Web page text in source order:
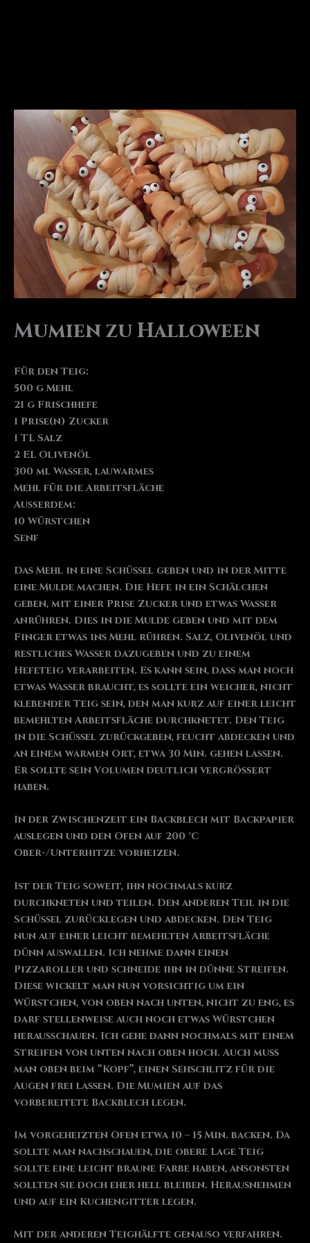
Mumien zu Halloween
Für den Teig:
500 g Mehl
21 g Frischhefe
1 Prise(n) Zucker
1 TL Salz
2 EL Olivenöl
300 ml Wasser, lauwarmes
Mehl für die Arbeitsfläche
Außerdem:
10 Würstchen
Senf
Das Mehl in eine Schüssel geben und in der Mitte
eine Mulde machen. Die Hefe in ein Schälchen
geben, mit einer Prise Zucker und etwas Wasser
anrühren. Dies in die Mulde geben und mit dem
Finger etwas ins Mehl rühren. Salz, Olivenöl und
restliches Wasser dazugeben und zu einem
Hefeteig verarbeiten. Es kann sein, dass man noch
etwas Wasser braucht, es sollte ein weicher, nicht
klebender Teig sein, den man kurz auf einer leicht
bemehlten Arbeitsfläche durchknetet. Den Teig
in die Schüssel zurückgeben, feucht abdecken und
an einem warmen Ort, etwa 30 Min. gehen lassen.
Er sollte sein Volumen deutlich vergrößert
haben.
In der Zwischenzeit ein Backblech mit Backpapier
auslegen und den Ofen auf 200 °C
Ober-/Unterhitze vorheizen.
Ist der Teig soweit, ihn nochmals kurz
durchkneten und teilen. Den anderen Teil in die
Schüssel zurücklegen und abdecken. Den Teig
nun auf einer leicht bemehlten Arbeitsfläche
dünn auswallen. Ich nehme dann einen
Pizzaroller und schneide ihn in dünne Streifen.
Diese wickelt man nun vorsichtig um ein
Würstchen, von oben nach unten, nicht zu eng, es
darf stellenweise auch noch etwas Würstchen
herausschauen. Ich gehe dann nochmals mit einem
Streifen von unten nach oben hoch. Auch muss
man oben beim “Kopf”, einen Sehschlitz für die
Augen frei lassen. Die Mumien auf das
vorbereitete Backblech legen.
Im vorgeheizten Ofen etwa 10 – 15 Min. backen. Da
sollte man nachschauen, die obere Lage Teig
sollte eine leicht braune Farbe haben, ansonsten
sollten sie doch eher hell bleiben. Herausnehmen
und auf ein Kuchengitter legen.
Mit der anderen Teighälfte genauso verfahren.